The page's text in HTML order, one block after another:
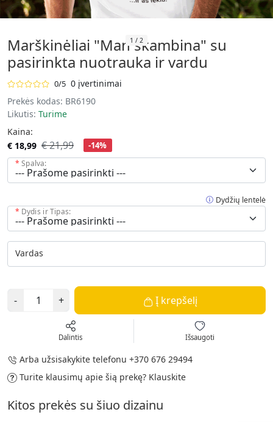
1 / 2
Marškinėliai "Man skambina" su
pasirinkta nuotrauka ir vardu
0/5 0 įvertinimai
Prekės kodas: BR6190
Likutis: Turime
Kaina:
€ 18,99 € 21,99 -14%
Spalva:
Dydžių lentelė
Dydis ir Tipas:
Vardas
- + Į krepšelį
Dalintis Išsaugoti
Arba užsisakykite telefonu +370 676 29494
Turite klausimų apie šią prekę? Klauskite
Kitos prekės su šiuo dizainu